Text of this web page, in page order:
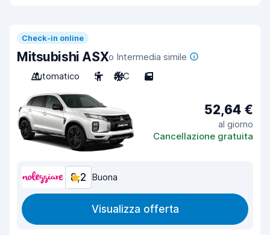
Check-in online
Mitsubishi ASXo Intermedia simile
Automatico
5 A/C 5
52,64 €
al giorno
Cancellazione gratuita
8,2 Buona
Visualizza offerta